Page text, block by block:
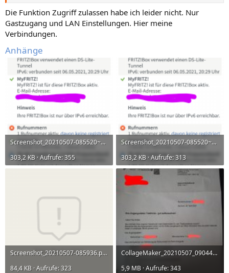
Die Funktion Zugriff zulassen habe ich leider nicht. Nur
Gastzugang und LAN Einstellungen. Hier meine
Verbindungen.
Anhänge
Screenshot_20210507-085520~2.png
303,2 KB · Aufrufe: 355
Screenshot_20210507-085520~2.png
303,2 KB · Aufrufe: 313
Screenshot_20210507-085936.png
84,4 KB · Aufrufe: 323
CollageMaker_20210507_090446888.jpg
5,9 MB · Aufrufe: 343